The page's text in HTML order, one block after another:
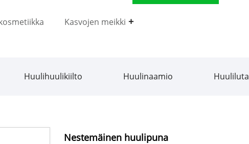
Kasvojen meikki
Huulihuulikiilto Huulinaamio Huuliluta
Nestemäinen huulipuna